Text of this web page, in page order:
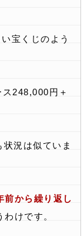
宝くじのよう
248,000円＋
況は似ていま
前から繰り返し
わけです。